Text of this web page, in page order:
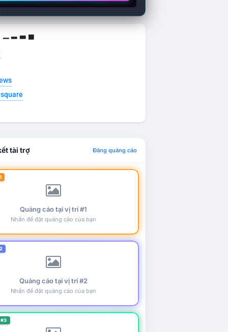
▁ ▂ ▃ ▄
tài trợ Đăng quảng cáo
Quảng cáo tại vị trí #1
Nhấn để đặt quảng cáo của bạn
Quảng cáo tại vị trí #2
Nhấn để đặt quảng cáo của bạn